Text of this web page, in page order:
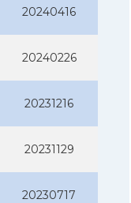
20240416
20240226
20231216
20231129
20230717